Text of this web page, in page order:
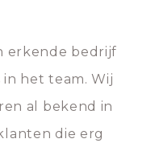
erkende bedrijf
het team. Wij
al bekend in
die erg